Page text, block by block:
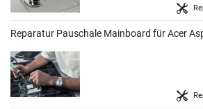
Reparatur Pauschale Mainboard für Acer